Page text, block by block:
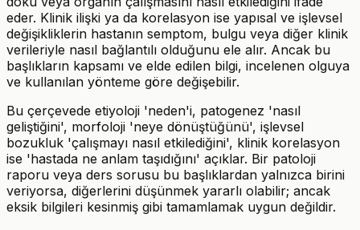
eder. Klinik ilişki ya da korelasyon ise yapısal ve işlevsel
değişikliklerin hastanın semptom, bulgu veya diğer klinik
verileriyle nasıl bağlantılı olduğunu ele alır. Ancak bu
başlıkların kapsamı ve elde edilen bilgi, incelenen olguya
ve kullanılan yönteme göre değişebilir.
Bu çerçevede etiyoloji 'neden'i, patogenez 'nasıl
geliştiğini', morfoloji 'neye dönüştüğünü', işlevsel
bozukluk 'çalışmayı nasıl etkilediğini', klinik korelasyon
ise 'hastada ne anlam taşıdığını' açıklar. Bir patoloji
raporu veya ders sorusu bu başlıklardan yalnızca birini
veriyorsa, diğerlerini düşünmek yararlı olabilir; ancak
eksik bilgileri kesinmiş gibi tamamlamak uygun değildir.